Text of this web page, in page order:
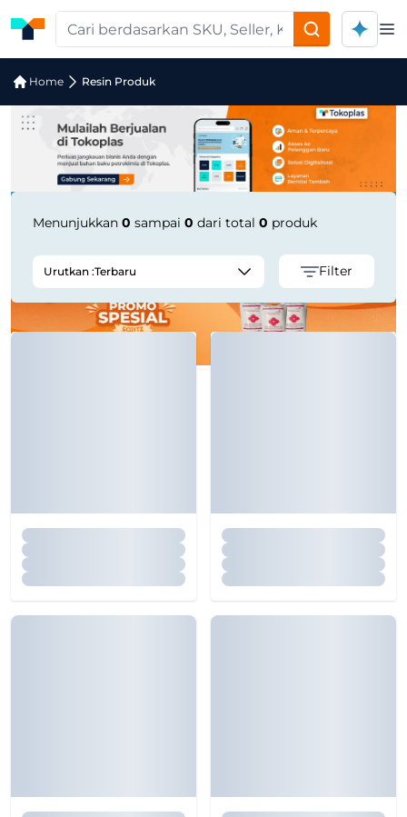
Home Resin Produk
Pencarian Produk "POLYTAM PF
Menunjukkan 0 sampai 0 dari total 0 produk
Urutkan :Terbaru Filter